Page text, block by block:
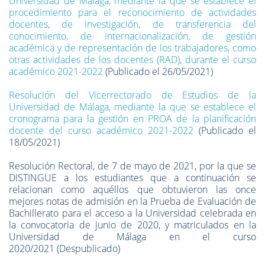
procedimiento para el reconocimiento de actividades
docentes, de investigación, de transferencia del
conocimiento, de internacionalización, de gestión
académica y de representación de los trabajadores, como
otras actividades de los docentes (RAD), durante el curso
académico 2021-2022 (Publicado el 26/05/2021)
Resolución del Vicerrectorado de Estudios de la
Universidad de Málaga, mediante la que se establece el
cronograma para la gestión en PROA de la planificación
docente del curso académico 2021-2022 (Publicado el
18/05/2021)
Resolución Rectoral, de 7 de mayo de 2021, por la que se
DISTINGUE a los estudiantes que a continuación se
relacionan como aquéllos que obtuvieron las once
mejores notas de admisión en la Prueba de Evaluación de
Bachillerato para el acceso a la Universidad celebrada en
la convocatoria de junio de 2020, y matriculados en la
Universidad de Málaga en el curso
2020/2021 (Despublicado)